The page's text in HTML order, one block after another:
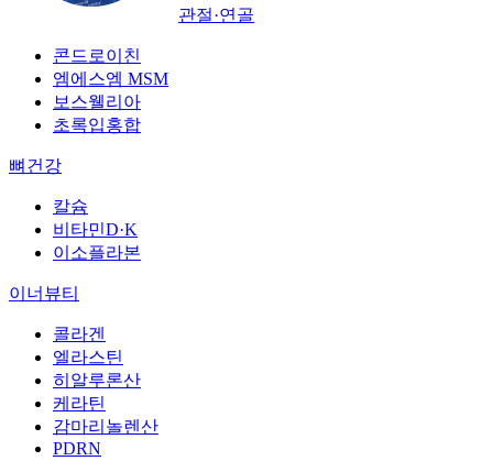
관절·연골
콘드로이친
엠에스엠 MSM
보스웰리아
초록입홍합
뼈건강
칼슘
비타민D·K
이소플라본
이너뷰티
콜라겐
엘라스틴
히알루론산
케라틴
감마리놀렌산
PDRN